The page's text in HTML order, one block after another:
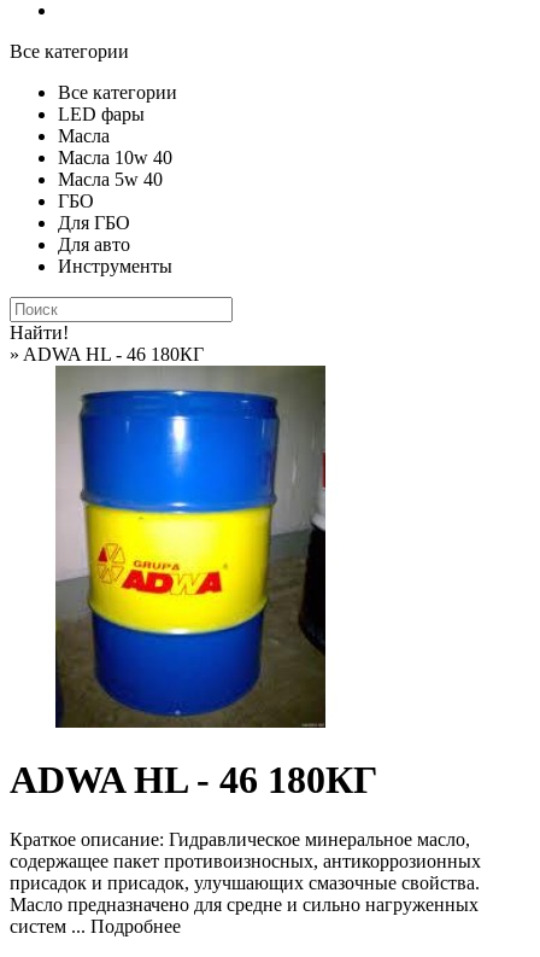
Все категории
Все категории
LED фары
Масла
Масла 10w 40
Масла 5w 40
ГБО
Для ГБО
Для авто
Инструменты
Найти!
» ADWA HL - 46 180КГ
ADWA HL - 46 180КГ
Краткое описание: Гидравлическое минеральное масло,
содержащее пакет противоизносных, антикоррозионных
присадок и присадок, улучшающих смазочные свойства.
Масло предназначено для средне и сильно нагруженных
систем ... Подробнее